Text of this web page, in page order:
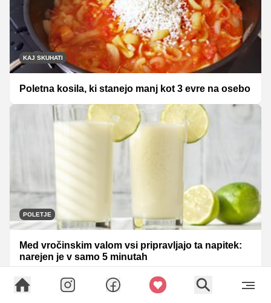
KAJ SKUHATI
Poletna kosila, ki stanejo manj kot 3 evre na osebo
POLETJE
Med vročinskim valom vsi pripravljajo ta napitek:
narejen je v samo 5 minutah